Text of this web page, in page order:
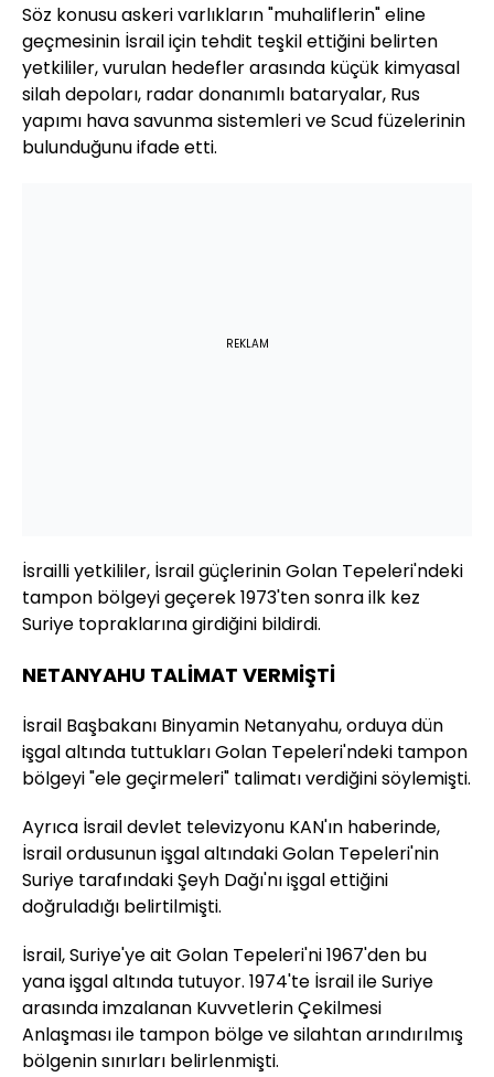
Söz konusu askeri varlıkların "muhaliflerin" eline
geçmesinin İsrail için tehdit teşkil ettiğini belirten
yetkililer, vurulan hedefler arasında küçük kimyasal
silah depoları, radar donanımlı bataryalar, Rus
yapımı hava savunma sistemleri ve Scud füzelerinin
bulunduğunu ifade etti.
REKLAM
İsrailli yetkililer, İsrail güçlerinin Golan Tepeleri'ndeki
tampon bölgeyi geçerek 1973'ten sonra ilk kez
Suriye topraklarına girdiğini bildirdi.
NETANYAHU TALİMAT VERMİŞTİ
İsrail Başbakanı Binyamin Netanyahu, orduya dün
işgal altında tuttukları Golan Tepeleri'ndeki tampon
bölgeyi "ele geçirmeleri" talimatı verdiğini söylemişti.
Ayrıca İsrail devlet televizyonu KAN'ın haberinde,
İsrail ordusunun işgal altındaki Golan Tepeleri'nin
Suriye tarafındaki Şeyh Dağı'nı işgal ettiğini
doğruladığı belirtilmişti.
İsrail, Suriye'ye ait Golan Tepeleri'ni 1967'den bu
yana işgal altında tutuyor. 1974'te İsrail ile Suriye
arasında imzalanan Kuvvetlerin Çekilmesi
Anlaşması ile tampon bölge ve silahtan arındırılmış
bölgenin sınırları belirlenmişti.